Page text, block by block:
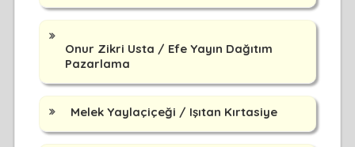
Onur Zikri Usta / Efe Yayın Dağıtım
Pazarlama
Melek Yaylaçiçeği / Işıtan Kırtasiye